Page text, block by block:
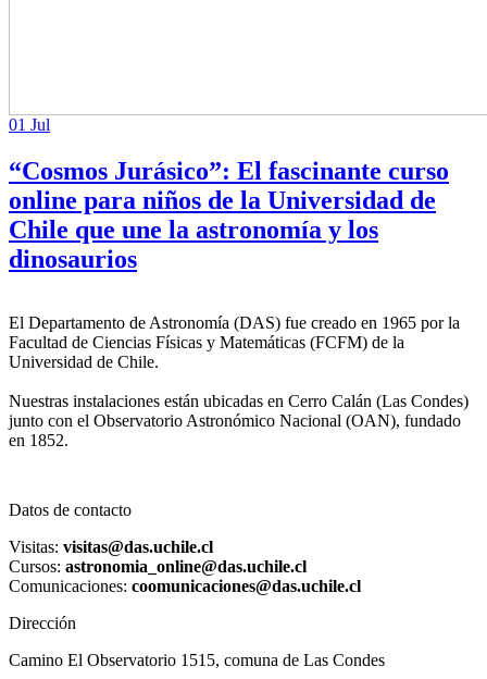
01 Jul
“Cosmos Jurásico”: El fascinante curso
online para niños de la Universidad de
Chile que une la astronomía y los
dinosaurios
El Departamento de Astronomía (DAS) fue creado en 1965 por la
Facultad de Ciencias Físicas y Matemáticas (FCFM) de la
Universidad de Chile.
Nuestras instalaciones están ubicadas en Cerro Calán (Las Condes)
junto con el Observatorio Astronómico Nacional (OAN), fundado
en 1852.
Datos de contacto
Visitas: visitas@das.uchile.cl
Cursos: astronomia_online@das.uchile.cl
Comunicaciones: coomunicaciones@das.uchile.cl
Dirección
Camino El Observatorio 1515, comuna de Las Condes